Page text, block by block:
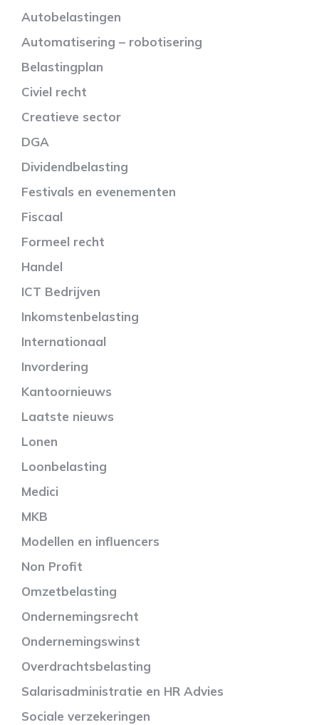
Autobelastingen
Automatisering – robotisering
Belastingplan
Civiel recht
Creatieve sector
DGA
Dividendbelasting
Festivals en evenementen
Fiscaal
Formeel recht
Handel
ICT Bedrijven
Inkomstenbelasting
Internationaal
Invordering
Kantoornieuws
Laatste nieuws
Lonen
Loonbelasting
Medici
MKB
Modellen en influencers
Non Profit
Omzetbelasting
Ondernemingsrecht
Ondernemingswinst
Overdrachtsbelasting
Salarisadministratie en HR Advies
Sociale verzekeringen